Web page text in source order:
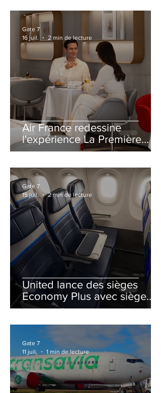
Air France redessine
l'expérience La Première
avec un salon entièrement
Gate 7
16 juil.
2 min de lecture
United lance des sièges
Economy Plus avec siège
central neutralisé
Gate 7
15 juil.
2 min de lecture
Gate 7
11 juil.
1 min de lecture